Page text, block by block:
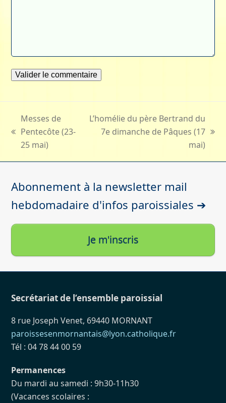
previous
post:
Messes de
Pentecôte (23-
25 mai)
next
L’homélie du père Bertrand du
7e dimanche de Pâques (17
mai)
Abonnement à la newsletter mail
hebdomadaire d'infos paroissiales ➔
Je m'inscris
Secrétariat de l’ensemble paroissial
8 rue Joseph Venet, 69440 MORNANT
paroissesenmornantais@lyon.catholique.fr
Tél : 04 78 44 00 59
Permanences
Du mardi au samedi : 9h30-11h30
(Vacances scolaires :